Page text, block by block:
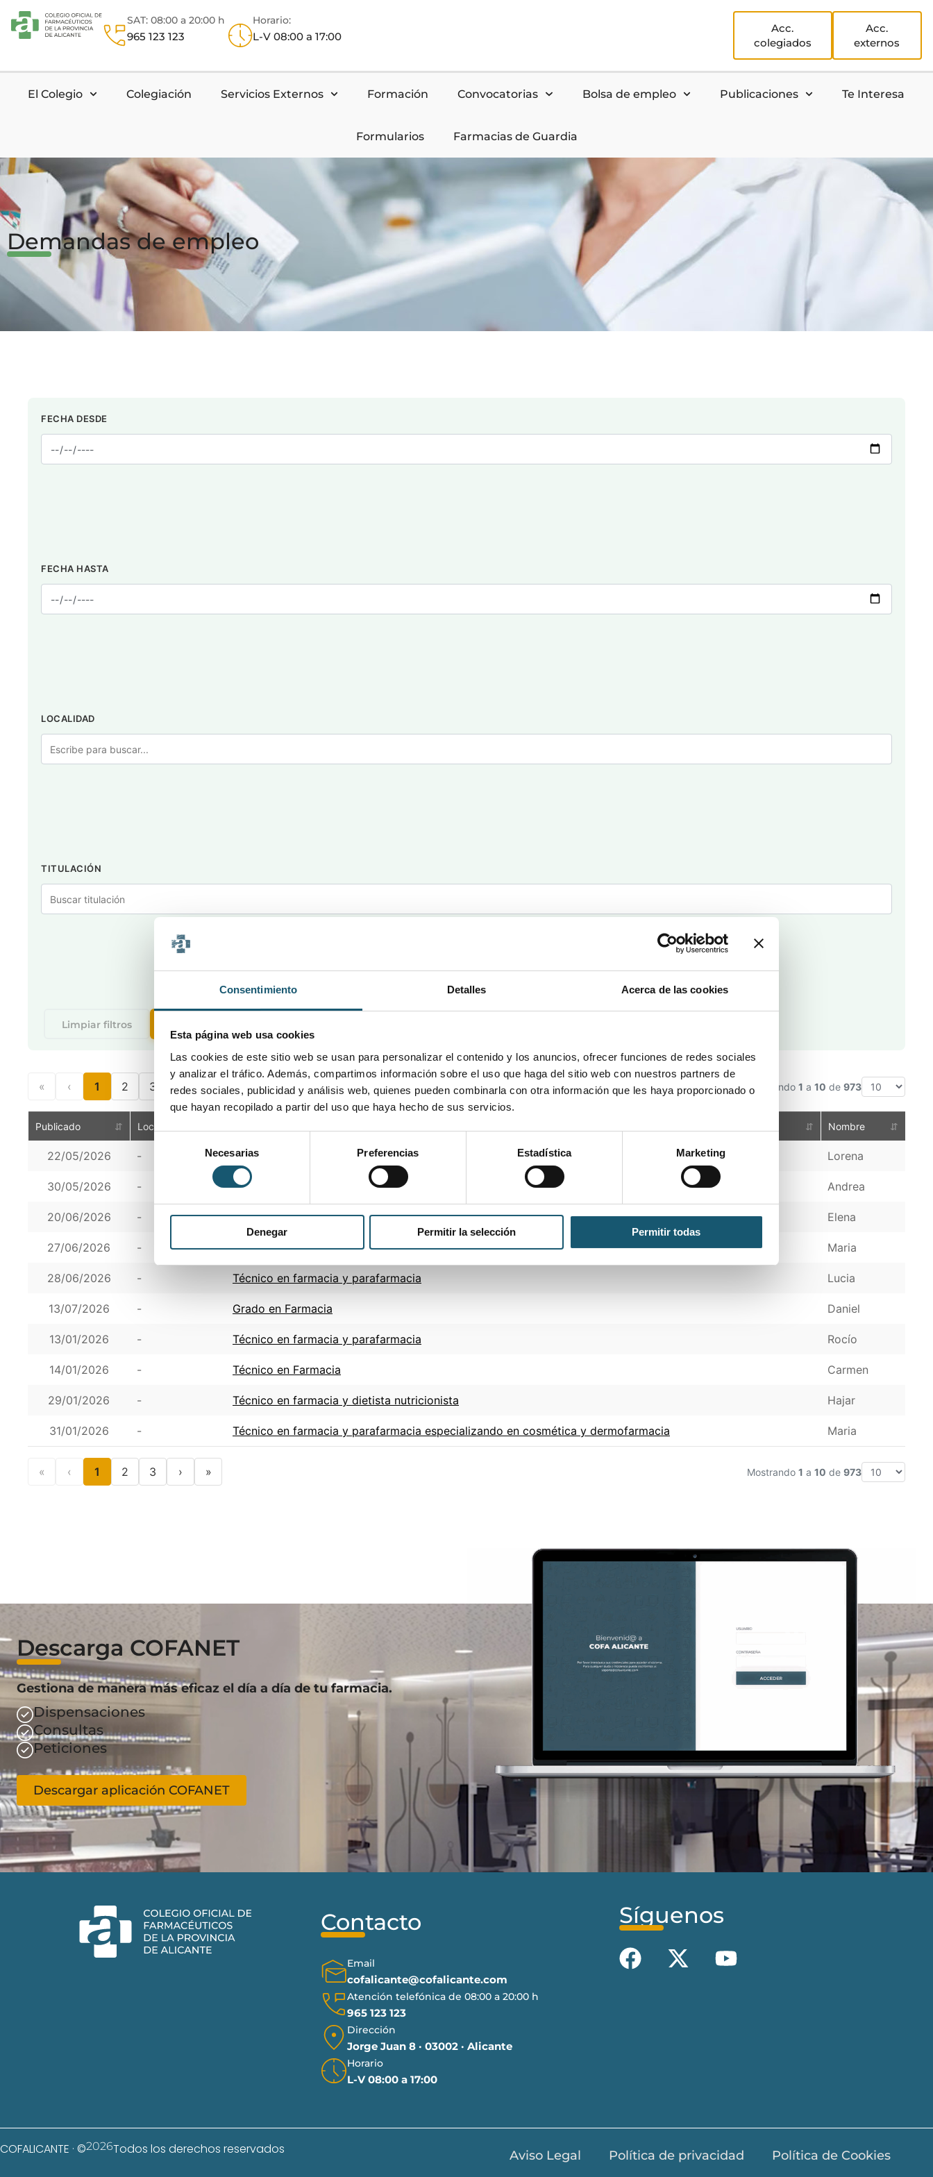
Consentimiento Detalles Acerca de las cookies
Esta página web usa cookies
Las cookies de este sitio web se usan para personalizar el contenido y los anuncios, ofrecer funciones de redes sociales
y analizar el tráfico. Además, compartimos información sobre el uso que haga del sitio web con nuestros partners de
redes sociales, publicidad y análisis web, quienes pueden combinarla con otra información que les haya proporcionado o
que hayan recopilado a partir del uso que haya hecho de sus servicios.
Selección
consentimiento
Necesarias Preferencias Estadística Marketing
Denegar Permitir la selección Permitir todas
SAT: 08:00 a 20:00 h
965 123 123
Horario:
L-V 08:00 a 17:00
Acc.
colegiados
Acc.
externos
El Colegio Colegiación Servicios Externos Formación Convocatorias Bolsa de empleo Publicaciones Te Interesa
Formularios Farmacias de Guardia
Demandas de empleo
FECHA DESDE
FECHA HASTA
LOCALIDAD
TITULACIÓN
Limpiar filtros
« ‹ 1 2 3 › » Mostrando 1 a 10 de 973
Publicado ⇵ Localidad ⇵ Nombre ⇵
22/05/2026 - Auxiliar Técnico en Farmacia y Parafarmacia Lorena
30/05/2026 - Técnico en farmacia Andrea
20/06/2026 - Técnico en farmacia y parafarmacia Elena
27/06/2026 - Tecnico de farmacia y parafarmacia Maria
28/06/2026 - Técnico en farmacia y parafarmacia Lucia
13/07/2026 - Grado en Farmacia Daniel
13/01/2026 - Técnico en farmacia y parafarmacia Rocío
14/01/2026 - Técnico en Farmacia Carmen
29/01/2026 - Técnico en farmacia y dietista nutricionista Hajar
31/01/2026 - Técnico en farmacia y parafarmacia especializando en cosmética y dermofarmacia Maria
« ‹ 1 2 3 › » Mostrando 1 a 10 de 973
Descarga COFANET
Gestiona de manera más eficaz el día a día de tu farmacia.
Dispensaciones
Consultas
Peticiones
Descargar aplicación COFANET
Contacto
Email
cofalicante@cofalicante.com
Atención telefónica de 08:00 a 20:00 h
965 123 123
Dirección
Jorge Juan 8 · 03002 · Alicante
Horario
L-V 08:00 a 17:00
Síguenos
COFALICANTE · ©2026Todos los derechos reservados Aviso Legal Política de privacidad Política de Cookies